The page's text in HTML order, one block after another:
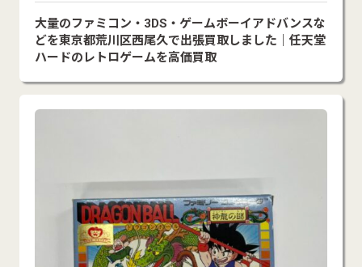
大量のファミコン・3DS・ゲームボーイアドバンスな
どを東京都荒川区西尾久で出張買取しました｜任天堂
ハードのレトロゲームを高価買取